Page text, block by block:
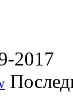
2017